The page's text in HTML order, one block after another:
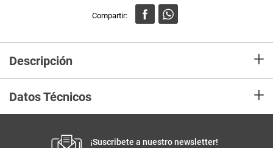
Descripción +
Datos Técnicos +
Productos similares